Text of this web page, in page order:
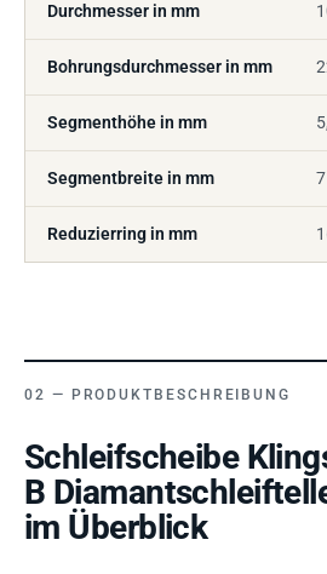
Durchmesser in mm
Bohrungsdurchmesser in mm
Segmenthöhe in mm
Segmentbreite in mm 7
Reduzierring in mm
PRODUKTBESCHREIBUNG
Schleifscheibe
B
im Überblick